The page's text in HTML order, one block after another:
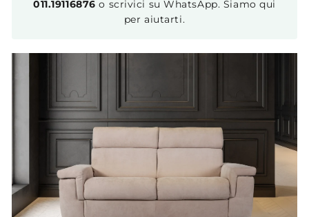
011.19116876 o scrivici su WhatsApp. Siamo qui
per aiutarti.